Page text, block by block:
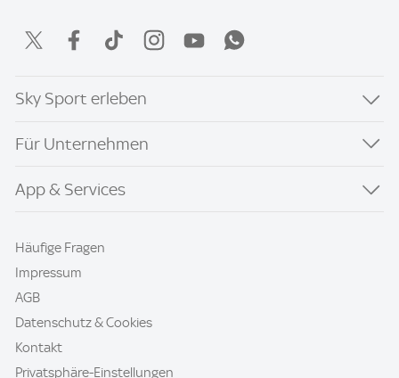
Sky Sport erleben
Für Unternehmen
App & Services
Häufige Fragen
Impressum
AGB
Datenschutz & Cookies
Kontakt
Privatsphäre-Einstellungen